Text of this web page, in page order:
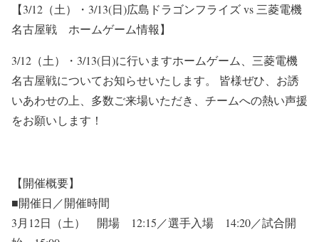
【3/12（土）・3/13(日)広島ドラゴンフライズ vs 三菱電機
名古屋戦 ホームゲーム情報】
3/12（土）・3/13(日)に行いますホームゲーム、三菱電機
名古屋戦についてお知らせいたします。 皆様ぜひ、お誘
いあわせの上、多数ご来場いただき、チームへの熱い声援
をお願いします！
【開催概要】
■開催日／開催時間
3月12日（土） 開場 12:15／選手入場 14:20／試合開